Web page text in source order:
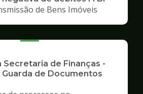
de Bens Imóveis
Secretaria de Finanças -
de Documentos